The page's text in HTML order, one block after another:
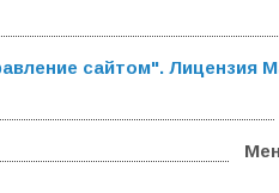
сайтом". Лицензия